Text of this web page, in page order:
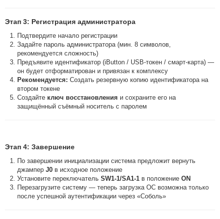
Этап 3: Регистрация администратора
Подтвердите начало регистрации
Задайте пароль администратора (мин. 8 символов,
рекомендуется сложность)
Предъявите идентификатор (iButton / USB-токен / смарт-карта) —
он будет отформатирован и привязан к комплексу
Рекомендуется: Создать резервную копию идентификатора на
втором токене
Создайте ключ восстановления и сохраните его на
защищённый съёмный носитель с паролем
Этап 4: Завершение
По завершении инициализации система предложит вернуть
джампер J0 в исходное положение
Установите переключатель SW1-1/SA1-1 в положение ON
Перезагрузите систему — теперь загрузка ОС возможна только
после успешной аутентификации через «Соболь»